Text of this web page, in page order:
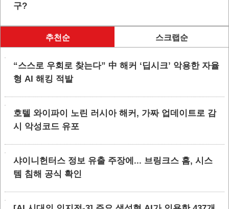
구?
추천순 스크랩순
“스스로 우회로 찾는다” 中 해커 ‘딥시크’ 악용한 자율
형 AI 해킹 적발
호텔 와이파이 노린 러시아 해커, 가짜 업데이트로 감
시 악성코드 유포
샤이니헌터스 정보 유출 주장에... 브링크스 홈, 시스
템 침해 공식 확인